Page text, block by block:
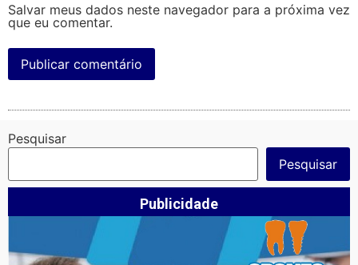
Salvar meus dados neste navegador para a próxima vez
que eu comentar.
Pesquisar
Pesquisar
Publicidade